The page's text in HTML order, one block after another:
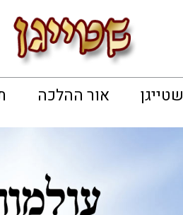
שטייגן אור ההלכה